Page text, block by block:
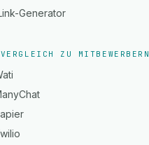
Generator
ZU MITBEWERBERN